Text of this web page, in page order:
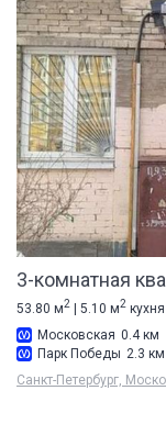
3-комнатная
53.80 м2 | 5.10 м2
Московская 0.4 км
Парк Победы 2.3 км
Санкт-Петербург,